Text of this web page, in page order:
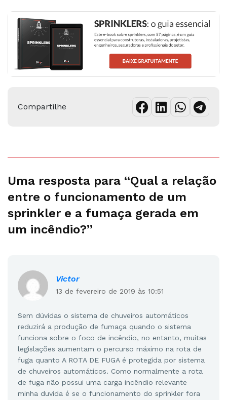
Compartilhe
Uma resposta para “Qual a relação
entre o funcionamento de um
sprinkler e a fumaça gerada em
um incêndio?”
Victor
13 de fevereiro de 2019 às 10:51
Sem dúvidas o sistema de chuveiros automáticos
reduzirá a produção de fumaça quando o sistema
funciona sobre o foco de incêndio, no entanto, muitas
legislações aumentam o percurso máximo na rota de
fuga quanto A ROTA DE FUGA é protegida por sistema
de chuveiros automáticos. Como normalmente a rota
de fuga não possui uma carga incêndio relevante
minha duvida é se o funcionamento do sprinkler fora